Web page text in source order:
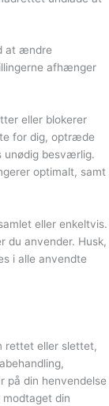
at ændre
afhænger
eller blokerer
for dig, optræde
unødig besværlig.
optimalt, samt
eller enkeltvis.
du anvender. Husk,
i alle anvendte
rettet eller slettet,
på din henvendelse
din